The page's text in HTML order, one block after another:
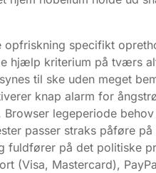
specifikt
hjælp kriterium på tværs
til ske uden meget
knap alarm for
legeperiode
passer straks påføre
fuldfører på det politiske
(Visa, Mastercard),